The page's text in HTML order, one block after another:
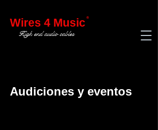
®
Wires 4 Music
High end audio cables
Audiciones y eventos